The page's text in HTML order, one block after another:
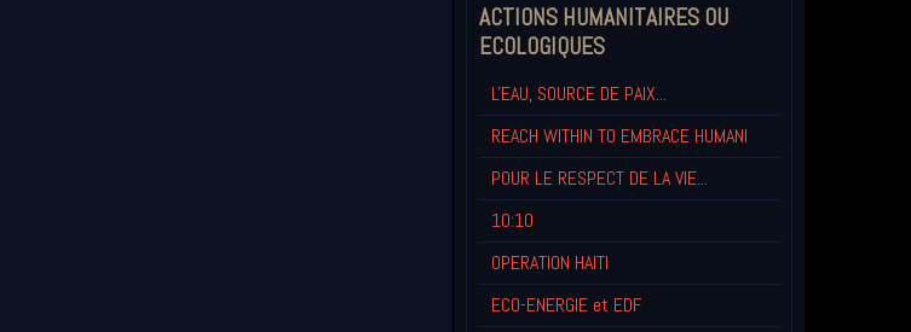
ACTIONS HUMANITAIRES OU
ECOLOGIQUES
L'EAU, SOURCE DE PAIX...
REACH WITHIN TO EMBRACE HUMANI
POUR LE RESPECT DE LA VIE...
10:10
OPERATION HAITI
ECO-ENERGIE et EDF